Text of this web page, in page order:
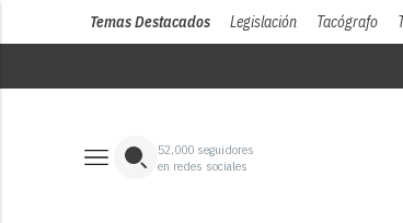
Temas Destacados Legislación Tacógrafo
52,000 seguidores
en redes sociales